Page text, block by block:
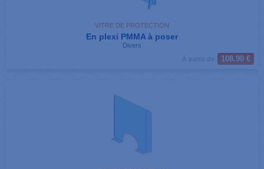
VITRE DE PROTECTION
En plexi PMMA à poser
Divers
108.90 €